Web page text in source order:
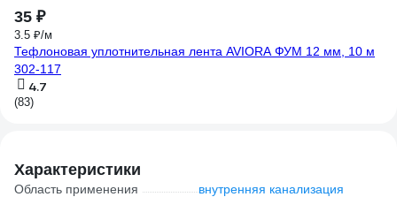
35 ₽
3.5 ₽/м
Тефлоновая уплотнительная лента AVIORA ФУМ 12 мм, 10 м
302-117
4.7
(83)
Характеристики
Область применения
внутренняя канализация